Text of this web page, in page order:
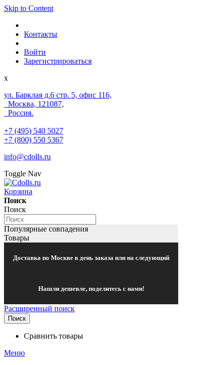
Skip to Content
Контакты
Войти
Зарегистрироваться
x
ул. Барклая д.6 стр. 5, офис 116,
Москва, 121087,
Россия.
+7 (495) 540 5027
+7 (800) 550 5367
info@cdolls.ru
Toggle Nav
Корзина
Поиск
Поиск
Популярные совпадения
Товары
Доставка по Москве в день заказа или на следующий
Нашли дешевле, поделитесь с нами!
Расширенный поиск
Поиск
Сравнить товары
Меню